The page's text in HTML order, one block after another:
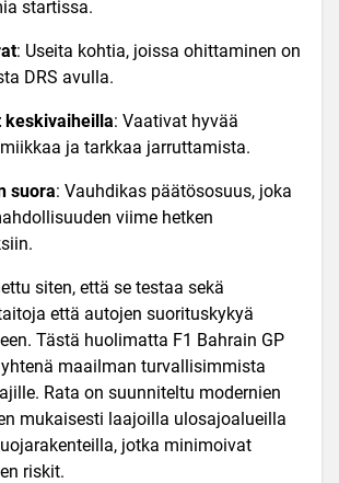
startissa.
: Useita kohtia, joissa ohittaminen on
DRS avulla.
keskivaiheilla: Vaativat hyvää
ja tarkkaa jarruttamista.
suora: Vauhdikas päätösosuus, joka
viime hetken
siten, että se testaa sekä
että autojen suorituskykyä
Tästä huolimatta F1 Bahrain GP
maailman turvallisimmista
Rata on suunniteltu modernien
mukaisesti laajoilla ulosajoalueilla
jotka minimoivat
riskit.